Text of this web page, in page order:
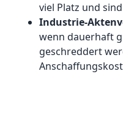
viel Platz und
Industrie-
wenn dauerhaft
geschreddert